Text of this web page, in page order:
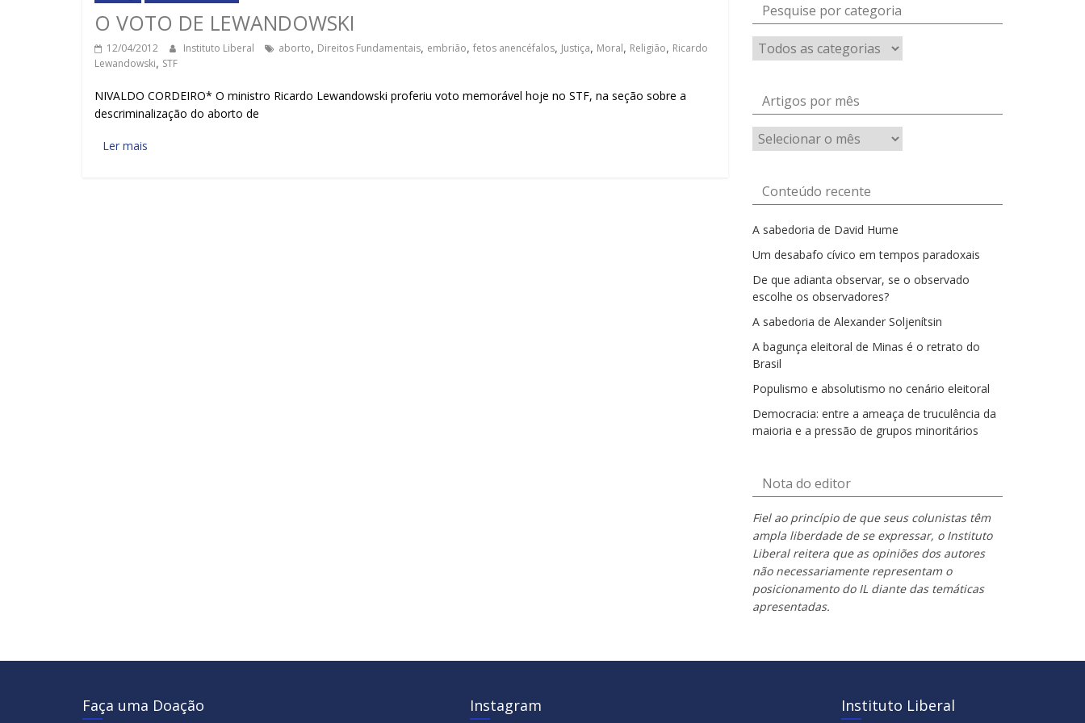
O VOTO DE LEWANDOWSKI
12/04/2012 Instituto Liberal aborto, Direitos Fundamentais, embrião, fetos anencéfalos, Justiça, Moral, Religião, Ricardo
Lewandowski, STF
NIVALDO CORDEIRO* O ministro Ricardo Lewandowski proferiu voto memorável hoje no STF, na seção sobre a
descriminalização do aborto de
Ler mais
Pesquise por categoria
Artigos por mês
Artigos
por
Conteúdo recente
A sabedoria de David Hume
Um desabafo cívico em tempos paradoxais
De que adianta observar, se o observado
escolhe os observadores?
A sabedoria de Alexander Soljenítsin
A bagunça eleitoral de Minas é o retrato do
Brasil
Populismo e absolutismo no cenário eleitoral
Democracia: entre a ameaça de truculência da
maioria e a pressão de grupos minoritários
Nota do editor
Fiel ao princípio de que seus colunistas têm
ampla liberdade de se expressar, o Instituto
Liberal reitera que as opiniões dos autores
não necessariamente representam o
posicionamento do IL diante das temáticas
apresentadas.
Faça uma Doação Instagram Instituto Liberal